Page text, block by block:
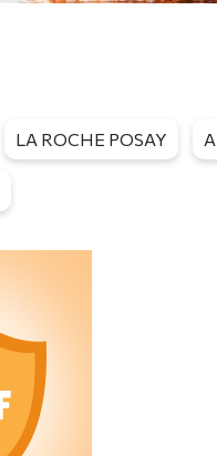
LA ROCHE POSAY